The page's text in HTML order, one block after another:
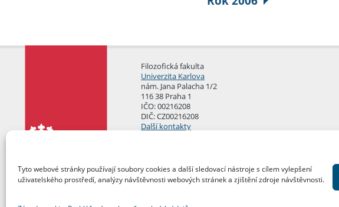
Tyto webové stránky používají soubory cookies a další sledovací nástroje s cílem vylepšení
uživatelského prostředí, analýzy návštěvnosti webových stránek a zjištění zdroje návštěvnosti.
Filozofická fakulta
Univerzita Karlova
nám. Jana Palacha 1/2
116 38 Praha 1
IČO: 00216208
DIČ: CZ00216208
Další kontakty